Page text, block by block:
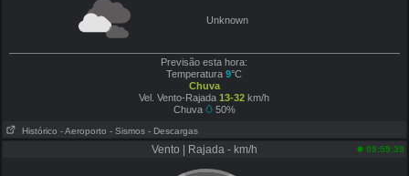
Unknown
Previsão esta hora:
Temperatura9°C
Chuva
Vel. Vento-Rajada 13-32 km/h
Chuva
50%
Histórico - Aeroporto - Sismos - Descargas
Vento | Rajada - km/h 09:59:39